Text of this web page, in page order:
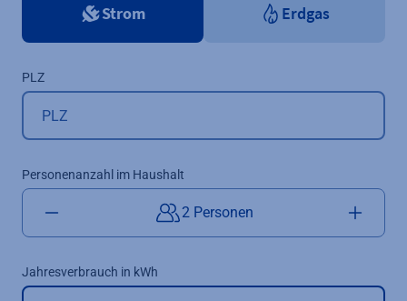
Strom Erdgas
PLZ
Personenanzahl im Haushalt
2 Personen
Jahresverbrauch in kWh